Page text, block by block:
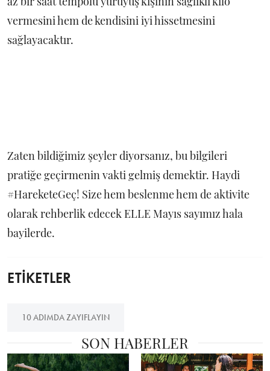
vermesini hem de kendisini iyi hissetmesini
sağlayacaktır.
Zaten bildiğimiz şeyler diyorsanız, bu bilgileri
pratiğe geçirmenin vakti gelmiş demektir. Haydi
#HareketeGeç! Size hem beslenme hem de aktivite
olarak rehberlik edecek ELLE Mayıs sayımız hala
bayilerde.
ETİKETLER
10 ADIMDA ZAYIFLAYIN
SON HABERLER